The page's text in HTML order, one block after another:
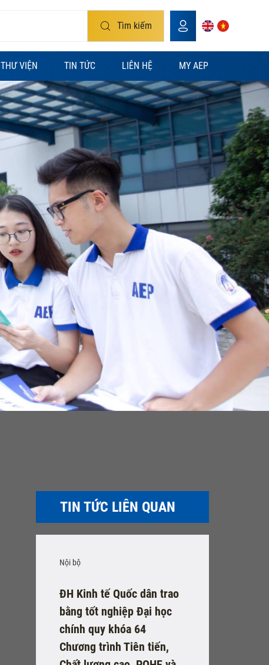
Tìm kiếm
THƯ VIỆN TIN TỨC LIÊN HỆ MY AEP
TIN TỨC LIÊN QUAN
Nội bộ
ĐH Kinh tế Quốc dân trao
bằng tốt nghiệp Đại học
chính quy khóa 64
Chương trình Tiên tiến,